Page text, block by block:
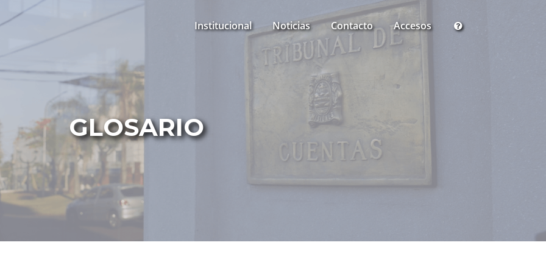
Institucional Noticias Contacto Accesos
GLOSARIO